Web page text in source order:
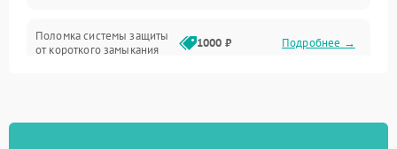
Корпус/Герметичность
Поломка системы защиты
от короткого замыкания
1000 ₽ Подробнее →